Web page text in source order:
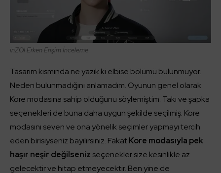
inZOIErken Erişim İnceleme
Tasarım kısmında ne yazık ki elbise bölümü bulunmuyor.
Neden bulunmadığını anlamadım. Oyunun genel olarak
Kore modasına sahip olduğunu söylemiştim. Takı ve şapka
seçenekleri de buna daha uygun şekilde seçilmiş. Kore
modasını seven ve ona yönelik seçimler yapmayı tercih
eden birisiyseniz bayılırsınız. FakatKore modasıyla pek
haşır neşir değilseniz seçenekler size kesinlikle az
gelecektir ve hitap etmeyecektir. Ben yine de